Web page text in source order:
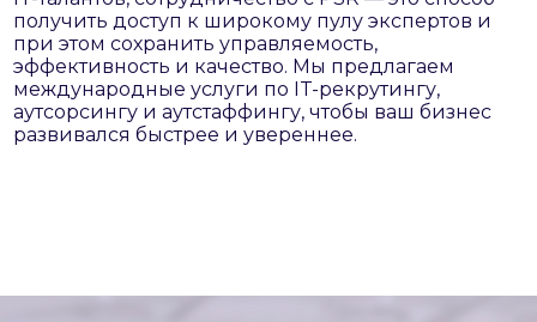
получить доступ к широкому пулу экспертов и
при этом сохранить управляемость,
эффективность и качество. Мы предлагаем
международные услуги по IT-рекрутингу,
аутсорсингу и аутстаффингу, чтобы ваш бизнес
развивался быстрее и увереннее.